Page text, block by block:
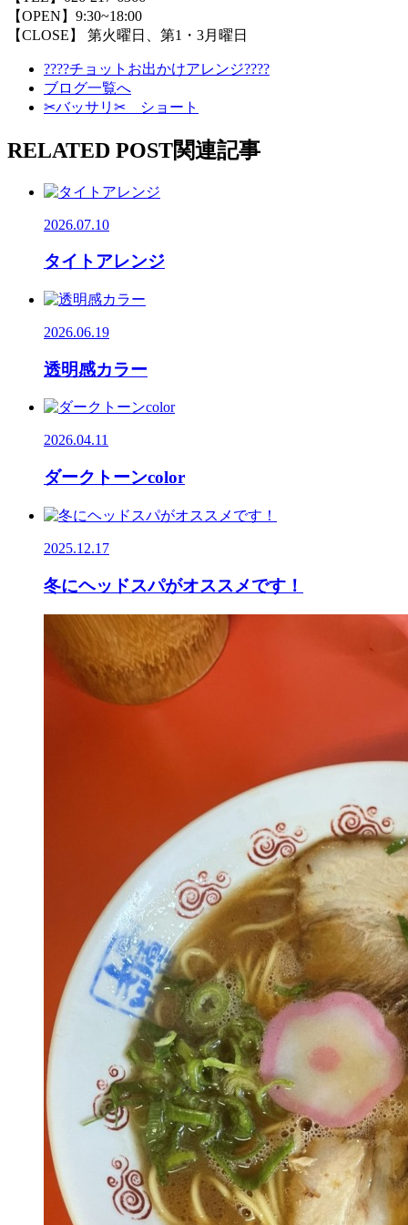
【OPEN】9:30~18:00
【CLOSE】 第火曜日、第1・3月曜日
????チョットお出かけアレンジ????
ブログ一覧へ
✂バッサリ✂ ショート
RELATED POST関連記事
2026.07.10
タイトアレンジ
2026.06.19
透明感カラー
2026.04.11
ダークトーンcolor
2025.12.17
冬にヘッドスパがオススメです！